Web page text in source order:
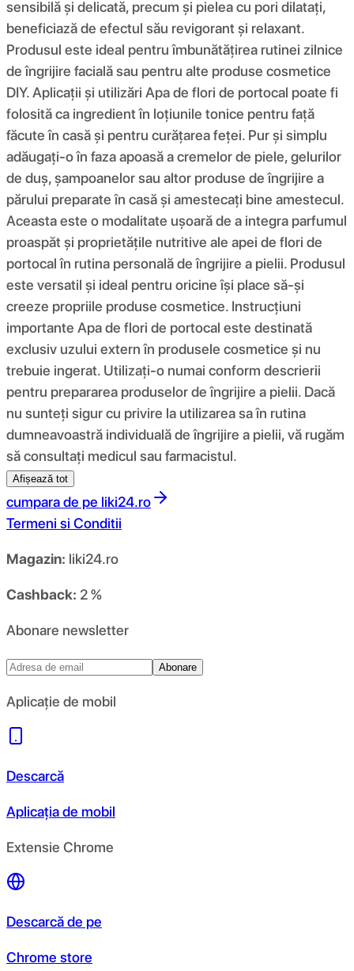
sensibilă și delicată, precum și pielea cu pori dilatați,
beneficiază de efectul său revigorant și relaxant.
Produsul este ideal pentru îmbunătățirea rutinei zilnice
de îngrijire facială sau pentru alte produse cosmetice
DIY. Aplicații și utilizări Apa de flori de portocal poate fi
folosită ca ingredient în loțiunile tonice pentru față
făcute în casă și pentru curățarea feței. Pur și simplu
adăugați-o în faza apoasă a cremelor de piele, gelurilor
de duș, șampoanelor sau altor produse de îngrijire a
părului preparate în casă și amestecați bine amestecul.
Aceasta este o modalitate ușoară de a integra parfumul
proaspăt și proprietățile nutritive ale apei de flori de
portocal în rutina personală de îngrijire a pielii. Produsul
este versatil și ideal pentru oricine își place să-și
creeze propriile produse cosmetice. Instrucțiuni
importante Apa de flori de portocal este destinată
exclusiv uzului extern în produsele cosmetice și nu
trebuie ingerat. Utilizați-o numai conform descrierii
pentru prepararea produselor de îngrijire a pielii. Dacă
nu sunteți sigur cu privire la utilizarea sa în rutina
dumneavoastră individuală de îngrijire a pielii, vă rugăm
să consultați medicul sau farmacistul.
Afișează tot
cumpara de pe liki24.ro
Termeni si Conditii
Magazin: liki24.ro
Cashback: 2 %
Abonare newsletter
Abonare
Aplicație de mobil
Descarcă
Aplicația de mobil
Extensie Chrome
Descarcă de pe
Chrome store